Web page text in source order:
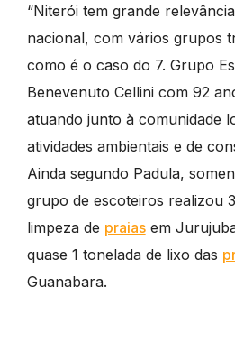
“Niterói tem grande
nacional, com vários grupos
como é o caso do 7. Grupo
Benevenuto Cellini com 92
atuando junto à comunidade
atividades ambientais e de
Ainda segundo Padula,
grupo de escoteiros realizou
limpeza de praiasem
quase 1 tonelada de lixo das
Guanabara.